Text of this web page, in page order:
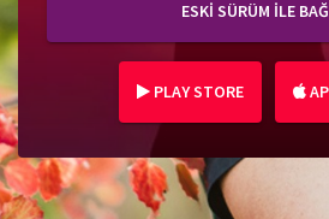
ESKİ SÜRÜM İLE
PLAY STORE